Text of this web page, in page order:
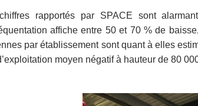
rapportés par SPACE sont
affiche entre 50 et 70 % de
par établissement sont quant à elles
moyen négatif à hauteur de 80